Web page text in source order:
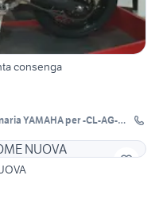
consenga
YAMAHA per -CL-AG-